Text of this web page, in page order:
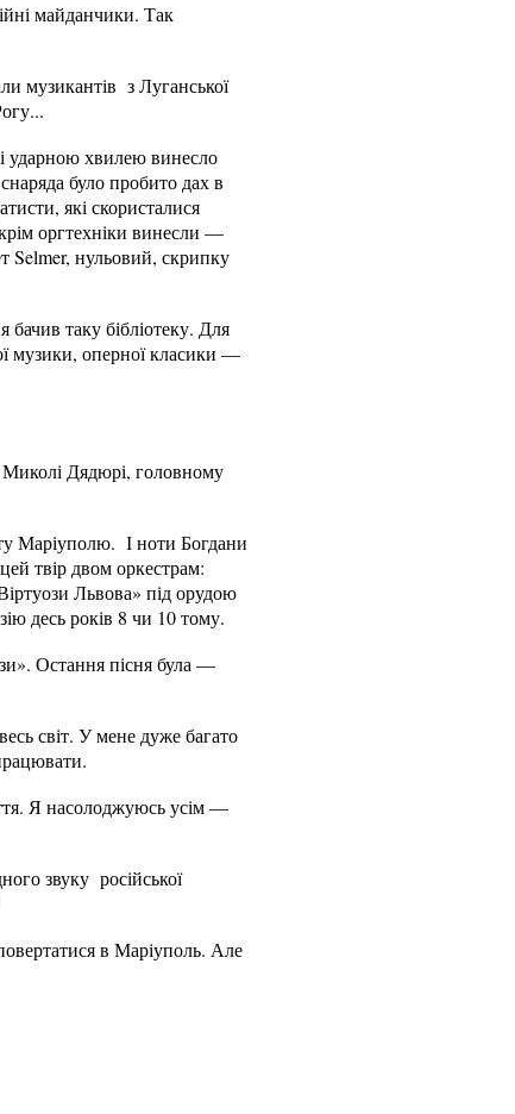
майданчики. Так
музикантів з Луганської
ударною хвилею винесло
було пробито дах в
які скористалися
оргтехніки винесли —
Selmer, нульовий, скрипку
таку бібліотеку. Для
музики, оперної класики —
Миколі Дядюрі, головному
Маріуполю. І ноти Богдани
твір двом оркестрам:
Львова» під орудою
десь років 8 чи 10 тому.
Остання пісня була —
світ. У мене дуже багато
Я насолоджуюсь усім —
звуку російської
в Маріуполь. Але